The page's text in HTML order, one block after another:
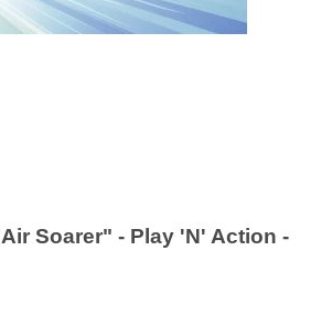
Soarer" - Play 'N' Action -